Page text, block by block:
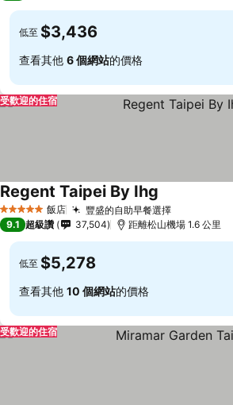
低至 $3,436
查看其他 6 個網站的價格
受歡迎的住宿
5 星級 飯店 豐盛的自助早餐選擇
Regent Taipei By Ihg
9.1 超級讚 37,504 距離松山機場 1.6 公里
低至 $5,278
查看其他 10 個網站的價格
受歡迎的住宿